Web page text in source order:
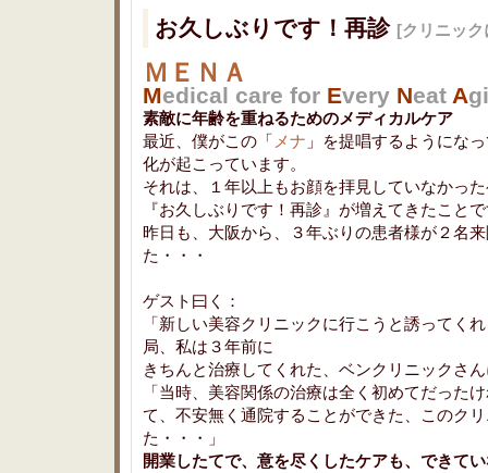
お久しぶりです！再診 [クリニック
ＭＥＮＡ
Medical care for Every Neat A
素敵に年齢を重ねるためのメディカルケア
最近、僕がこの「 メナ 」を提唱するようにな
化が起こっています。
それは、１年以上もお顔を拝見していなかっ
『お久しぶりです！再診』が増えてきたこと
昨日も、大阪から、３年ぶりの患者様が２名
た・・・
ゲスト曰く：
「新しい美容クリニックに行こうと誘ってく
局、私は３年前に
きちんと治療してくれた、ベンクリニックさ
「当時、美容関係の治療は全く初めてだった
て、不安無く通院することができた、このク
た・・・」
開業したてで、意を尽くしたケアも、できて